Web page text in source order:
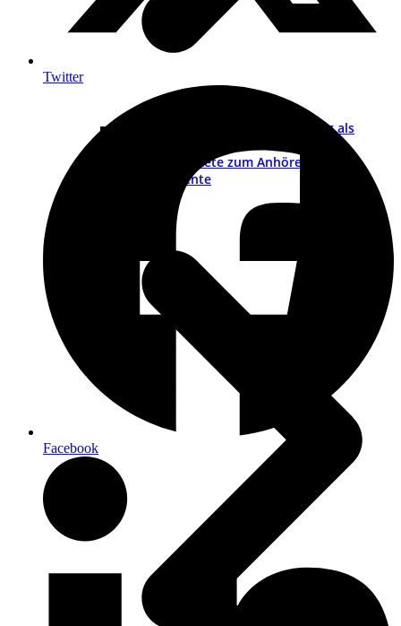
Schulungsvideo „CE-Kennzeichnung als
Schulungs-Pakete zum Anhören
PDFs und Dokumente
Twitter
Facebook